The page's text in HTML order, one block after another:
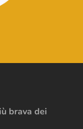
brava dei